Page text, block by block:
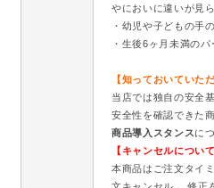
やにおいに違いが見ら
・幼児や子どもの手
・生後6ヶ月未満の
【知っておいていた
当店では独自の安全
安全性を確認できた
商品導入スタンスに
【キャンセルについ
本商品はご注文タイ